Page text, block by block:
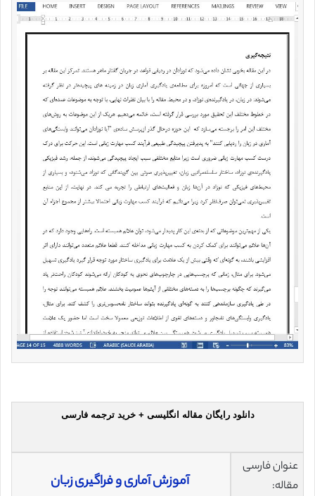
دانلود رایگان مقاله انگلیسی + خرید ترجمه فارسی
عنوان فارسی
مقاله:
آموزش آماری و فراگیری زبان